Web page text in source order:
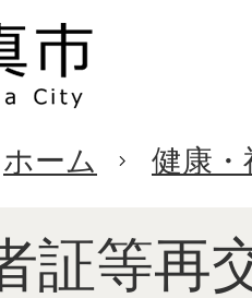
ホーム 健康・
証等再